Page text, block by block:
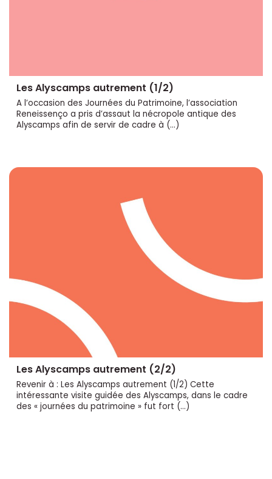
Les Alyscamps autrement (1/2)
A l’occasion des Journées du Patrimoine, l’association
Reneissenço a pris d’assaut la nécropole antique des
Alyscamps afin de servir de cadre à (…)
Les Alyscamps autrement (2/2)
Revenir à : Les Alyscamps autrement (1/2) Cette
intéressante visite guidée des Alyscamps, dans le cadre
des « journées du patrimoine » fut fort (…)